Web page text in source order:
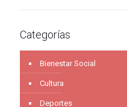
Categorías
Bienestar Social
Cultura
Deportes